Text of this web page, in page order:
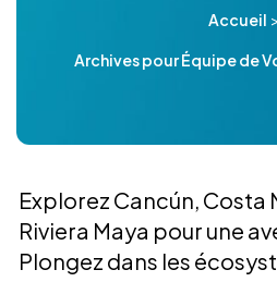
Accueil >
Archives pour Équipe de
Explorez Cancún, Costa
Riviera Maya pour une
Plongez dans les